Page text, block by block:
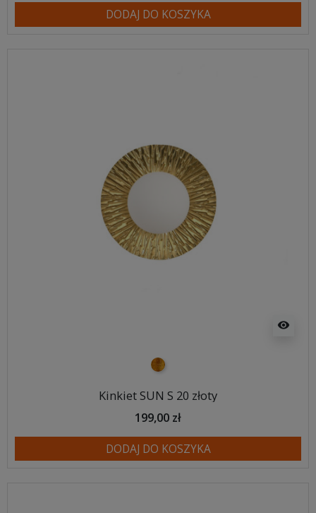
DODAJ DO KOSZYKA
visibility
złoty
Kinkiet SUN S 20 złoty
199,00 zł
DODAJ DO KOSZYKA